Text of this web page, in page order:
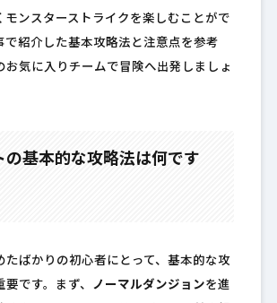
モンスターストライクを楽しむことがで
で紹介した基本攻略法と注意点を参考
お気に入りチームで冒険へ出発しましょ
の基本的な攻略法は何です
たばかりの初心者にとって、基本的な攻
です。まず、 ノーマルダンジョンを進